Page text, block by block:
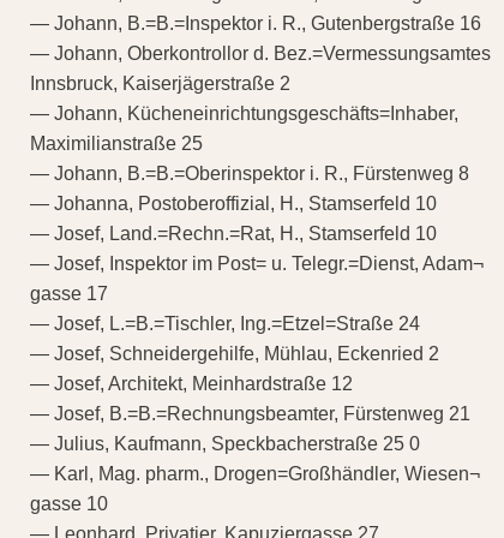
— Johann, B.=B.=Inspektor i. R., Gutenbergstraße 16
— Johann, Oberkontrollor d. Bez.=Vermessungsamtes
Innsbruck, Kaiserjägerstraße 2
— Johann, Kücheneinrichtungsgeschäfts=Inhaber,
Maximilianstraße 25
— Johann, B.=B.=Oberinspektor i. R., Fürstenweg 8
— Johanna, Postoberoffizial, H., Stamserfeld 10
— Josef, Land.=Rechn.=Rat, H., Stamserfeld 10
— Josef, Inspektor im Post= u. Telegr.=Dienst, Adam¬
gasse 17
— Josef, L.=B.=Tischler, Ing.=Etzel=Straße 24
— Josef, Schneidergehilfe, Mühlau, Eckenried 2
— Josef, Architekt, Meinhardstraße 12
— Josef, B.=B.=Rechnungsbeamter, Fürstenweg 21
— Julius, Kaufmann, Speckbacherstraße 25 0
— Karl, Mag. pharm., Drogen=Großhändler, Wiesen¬
gasse 10
— Leonhard, Privatier, Kapuziergasse 27